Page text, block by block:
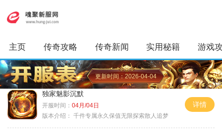
主页 传奇攻略 传奇新闻 实用秘籍 游戏
更新时间：2026-04-04
独家魅影沉默
开服时间： 04月/04日
版本介绍： 千件专属永久保值无限探索散人追梦
详情